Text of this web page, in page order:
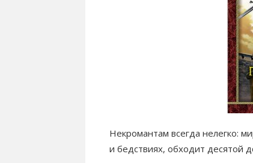
Некромантам всегда нелегко:
и бедствиях, обходит десятой